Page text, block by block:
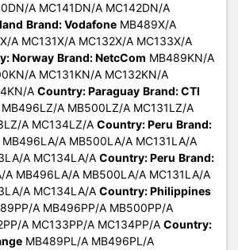
A MC141DN/A MC142DN/A
Brand: Vodafone MB489X/A
A MC131X/A MC132X/A MC133X/A
Norway Brand: NetcCom MB489KN/A
A MC131KN/A MC132KN/A
A Country: Paraguay Brand: CTI
A MB500LZ/A MC131LZ/A
A MC134LZ/A Country: Peru Brand:
A MB500LA/A MC131LA/A
A MC134LA/A Country: Peru Brand:
A MB496LA/A MB500LA/A MC131LA/A
A MC134LA/A Country: Philippines
A MB496PP/A MB500PP/A
A MC133PP/A MC134PP/A Country:
MB489PL/A MB496PL/A